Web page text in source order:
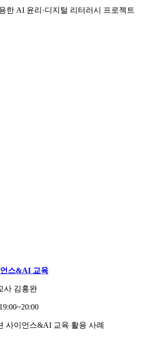
한 AI 윤리·디지털 리터러시 프로젝트
스&AI 교육
사 김홍완
사이언스&AI 교육 활용 사례